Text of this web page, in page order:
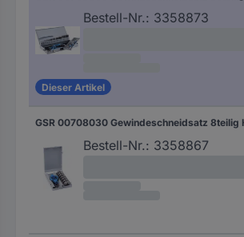
Bestell-Nr.: 3358873
Dieser Artikel
Bestell-Nr.: 3358867